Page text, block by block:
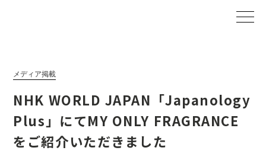
メディア掲載
NHK WORLD JAPAN「Japanology
Plus」にてMY ONLY FRAGRANCE
をご紹介いただきました